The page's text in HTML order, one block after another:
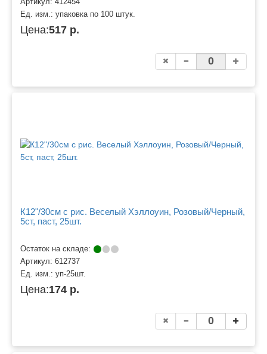
Артикул: 412454
Ед. изм.: упаковка по 100 штук.
Цена:517 р.
К12"/30см с рис. Веселый Хэллоуин, Розовый/Черный,
5ст, паст, 25шт.
Остаток на складе:
Артикул: 612737
Ед. изм.: уп-25шт.
Цена:174 р.